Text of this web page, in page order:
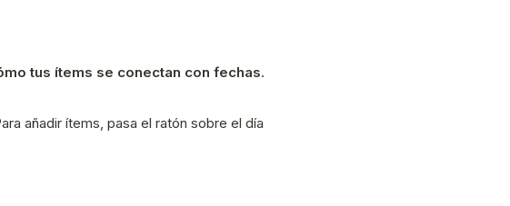
tus ítems se conectan con fechas.
añadir ítems, pasa el ratón sobre el día